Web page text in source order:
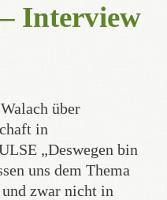
Interview
über
in
„Deswegen bin
uns dem Thema
zwar nicht in